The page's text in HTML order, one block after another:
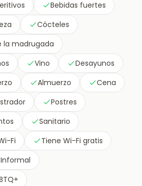
Bebidas fuertes
Cócteles
la madrugada
Vino
Desayunos
Almuerzo
Cena
Postres
Sanitario
Fi
Tiene Wi-Fi gratis
Informal